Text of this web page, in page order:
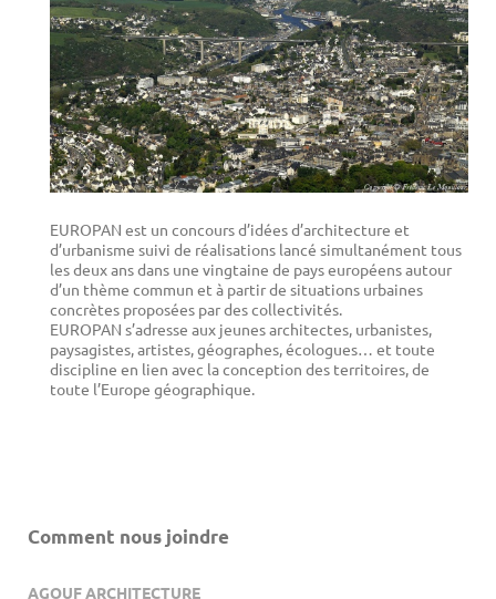
EUROPAN est un concours d’idées d’architecture et
d’urbanisme suivi de réalisations lancé simultanément tous
les deux ans dans une vingtaine de pays européens autour
d’un thème commun et à partir de situations urbaines
concrètes proposées par des collectivités.
EUROPAN s’adresse aux jeunes architectes, urbanistes,
paysagistes, artistes, géographes, écologues… et toute
discipline en lien avec la conception des territoires, de
toute l’Europe géographique.
Comment nous joindre
AGOUF ARCHITECTURE